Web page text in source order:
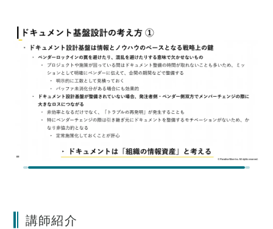
講師紹介